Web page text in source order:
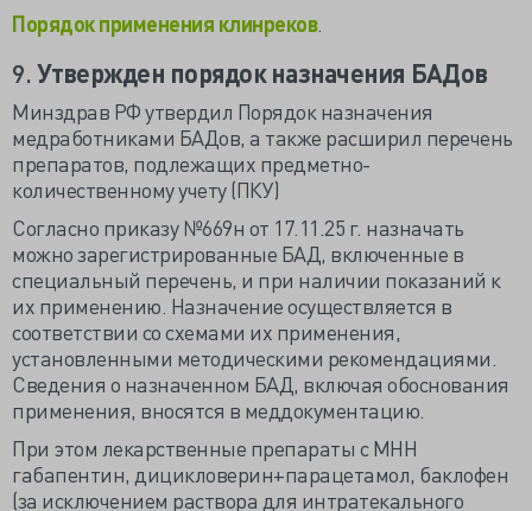
Порядок применения клинреков.
9.Утвержден порядок назначения БАДов
Минздрав РФ утвердил Порядок назначения
медработниками БАДов, а также расширил перечень
препаратов, подлежащих предметно-
количественному учету (ПКУ)
Согласно приказу №669н от 17.11.25 г. назначать
можно зарегистрированные БАД, включенные в
специальный перечень, и при наличии показаний к
их применению. Назначение осуществляется в
соответствии со схемами их применения,
установленными методическими рекомендациями.
Сведения о назначенном БАД, включая обоснования
применения, вносятся в меддокументацию.
При этом лекарственные препараты с МНН
габапентин, дицикловерин+парацетамол, баклофен
(за исключением раствора для интратекального